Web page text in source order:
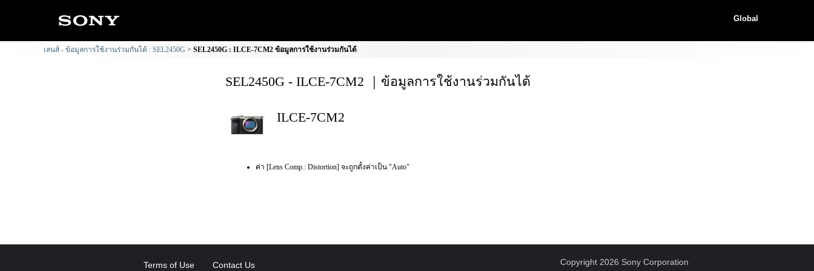
Global
เลนส์ - ข้อมูลการใช้งานร่วมกันได้ : SEL2450G SEL2450G : ILCE-7CM2 ข้อมูลการใช้งานร่วมกันได้
SEL2450G - ILCE-7CM2 ｜ข้อมูลการใช้งานร่วมกันได้
ILCE-7CM2
ค่า [Lens Comp.: Distortion] จะถูกตั้งค่าเป็น "Auto"
Terms of Use Contact Us Copyright 2026 Sony Corporation